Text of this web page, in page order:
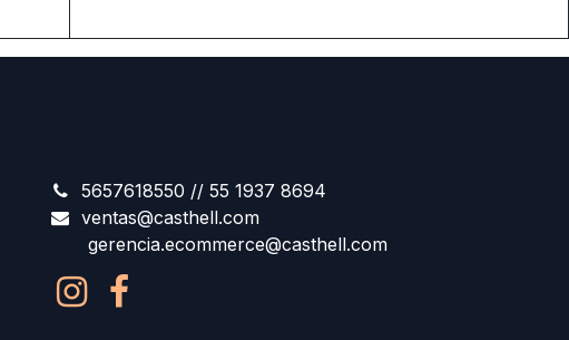
5657618550 // 55 1937 8694
ventas@casthell.com
gerencia.ecommerce@casthell.com